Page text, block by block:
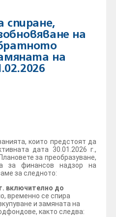
спиране,
на
на
които предстоят да
дата 30.01.2026 г.,
за преобразуване,
за финансов надзор на
за следното:
включително до
временно се спира
и замяната на
както следва: